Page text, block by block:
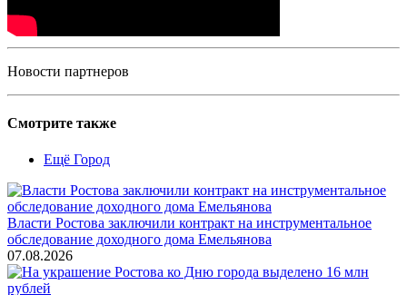
Новости партнеров
Смотрите также
Ещё Город
Власти Ростова заключили контракт на инструментальное
обследование доходного дома Емельянова
07.08.2026